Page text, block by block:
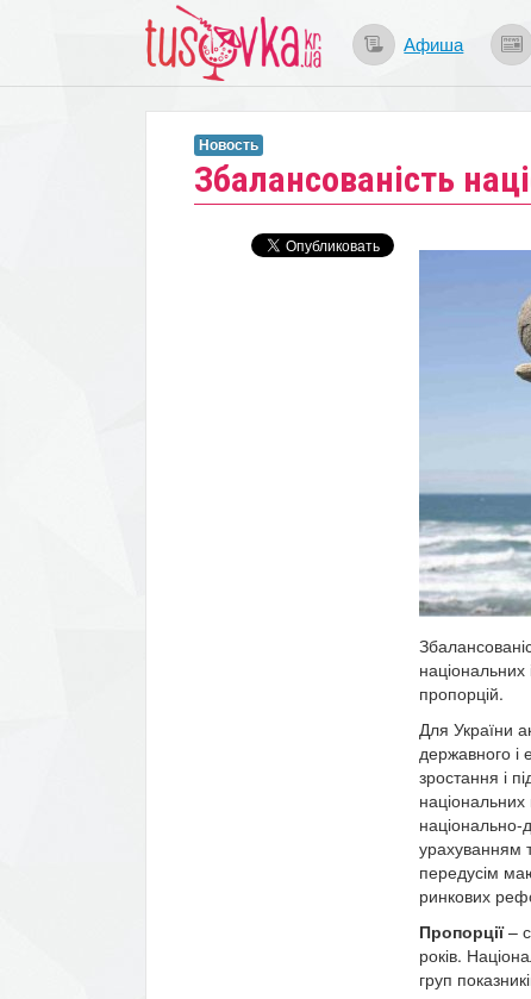
Афиша
Збалансованість
Новость
національних
пропорцій.
Для України
державного і
зростання і
національно-
урахуванням
передусім
ринкових
Пропорції–
років.
груп